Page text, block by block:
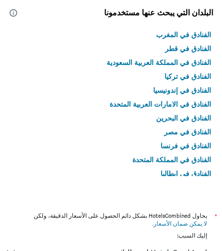
البلدان التي يبحث عنها مستخدمونا
الفنادق في المغرب
الفنادق في قطر
الفنادق في المملكة العربية السعودية
الفنادق في تركيا
الفنادق في إندونيسيا
الفنادق في الامارات العربية المتحدة
الفنادق في البحرين
الفنادق في مصر
الفنادق في فرنسا
الفنادق في المملكة المتحدة
الفنادق في إيطاليا
*
يحاول HotelsCombined بشكل دائم الحصول على الأسعار الدقيقة، ولكن
لا يمكن ضمان الأسعار .
إليك السبب: